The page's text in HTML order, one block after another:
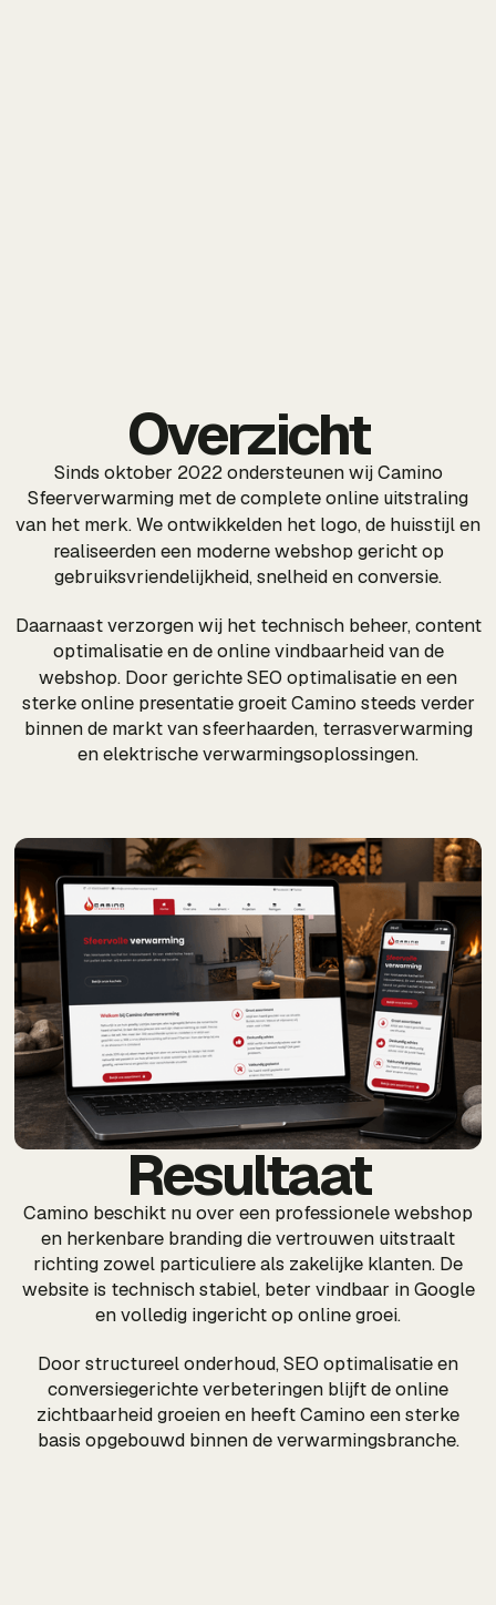
Overzicht
Sinds oktober 2022 ondersteunen wij Camino
Sfeerverwarming met de complete online uitstraling
van het merk. We ontwikkelden het logo, de huisstijlen
realiseerden een modernewebshopgericht op
gebruiksvriendelijkheid, snelheid en conversie.
Daarnaast verzorgen wij het technisch beheer, content
optimalisatie en de online vindbaarheid van de
webshop. Door gerichteSEO optimalisatie en een
sterke online presentatie groeit Camino steeds verder
binnen de markt van sfeerhaarden, terrasverwarming
en elektrische verwarmingsoplossingen.
Resultaat
Camino beschikt nu over een professionele webshop
en herkenbare branding die vertrouwen uitstraalt
richting zowel particuliere als zakelijke klanten. De
website is technisch stabiel, beter vindbaar in Google
en volledig ingericht op online groei.
Door structureel onderhoud, SEO optimalisatie en
conversiegerichte verbeteringen blijft de online
zichtbaarheid groeien en heeft Camino een sterke
basis opgebouwd binnen de verwarmingsbranche.